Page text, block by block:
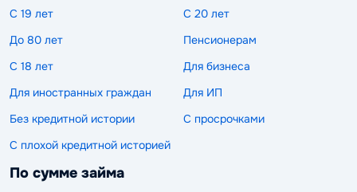
С 19 лет
С 20 лет
До 80 лет
Пенсионерам
С 18 лет
Для бизнеса
Для иностранных граждан
Для ИП
Без кредитной истории
С просрочками
С плохой кредитной историей
По сумме займа